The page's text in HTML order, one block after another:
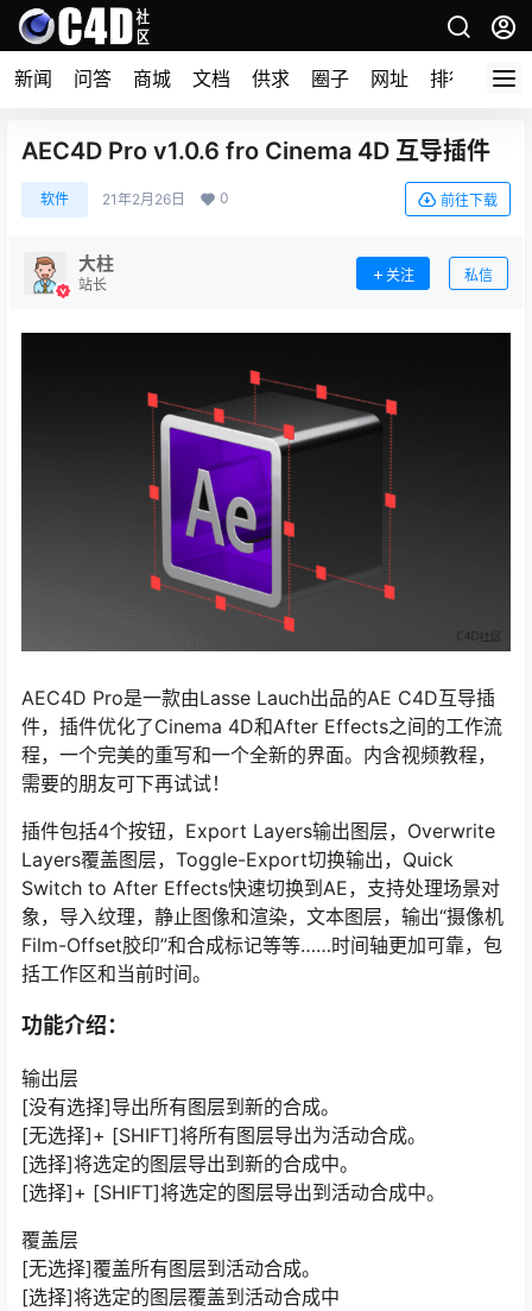
新闻 问答 商城 文档 供求 圈子 网址 排行榜
AEC4D Pro v1.0.6 fro Cinema 4D 互导插件
软件 21年2月26日 0 前往下载
大柱
站长
关注 私信
AEC4D Pro是一款由Lasse Lauch出品的AE C4D互导插
件，插件优化了Cinema 4D和After Effects之间的工作流
程，一个完美的重写和一个全新的界面。内含视频教程，
需要的朋友可下再试试！
插件包括4个按钮，Export Layers输出图层，Overwrite
Layers覆盖图层，Toggle-Export切换输出，Quick
Switch to After Effects快速切换到AE，支持处理场景对
象，导入纹理，静止图像和渲染，文本图层，输出“摄像机
Film-Offset胶印”和合成标记等等……时间轴更加可靠，包
括工作区和当前时间。
功能介绍：
输出层
[没有选择]导出所有图层到新的合成。
[无选择]+ [SHIFT]将所有图层导出为活动合成。
[选择]将选定的图层导出到新的合成中。
[选择]+ [SHIFT]将选定的图层导出到活动合成中。
覆盖层
[无选择]覆盖所有图层到活动合成。
[选择]将选定的图层覆盖到活动合成中